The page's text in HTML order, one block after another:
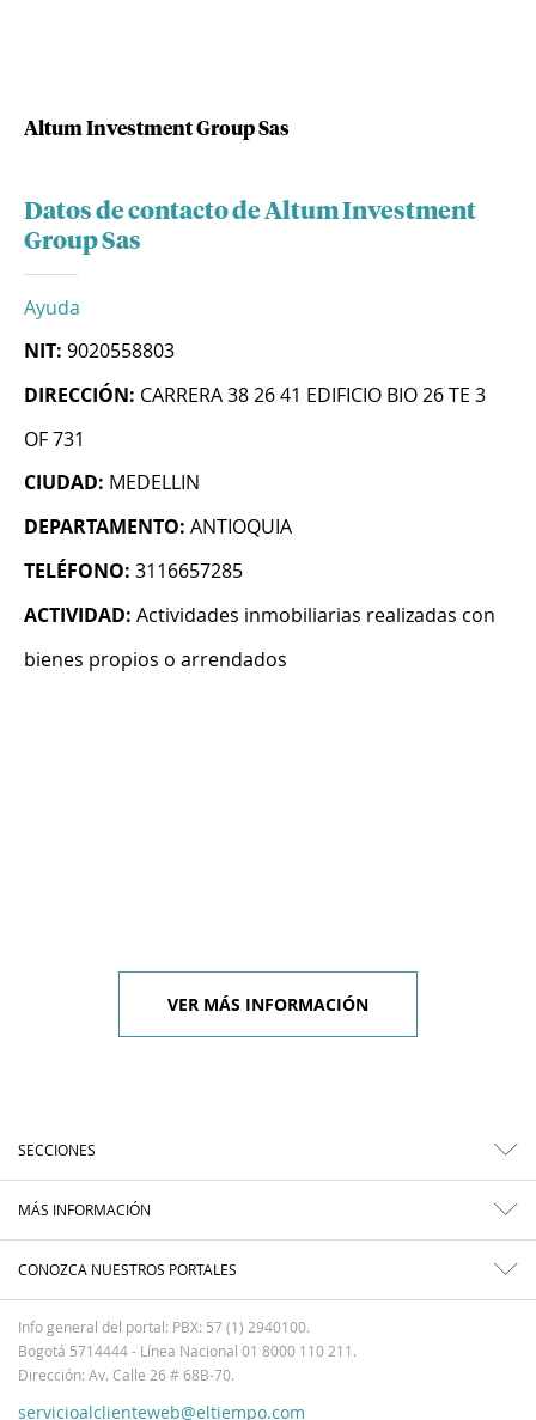
Altum Investment Group Sas
Datos de contacto de Altum Investment
Group Sas
Ayuda
NIT: 9020558803
DIRECCIÓN: CARRERA 38 26 41 EDIFICIO BIO 26 TE 3
OF 731
CIUDAD: MEDELLIN
DEPARTAMENTO: ANTIOQUIA
TELÉFONO: 3116657285
ACTIVIDAD: Actividades inmobiliarias realizadas con
bienes propios o arrendados
VER MÁS INFORMACIÓN
SECCIONES
MÁS INFORMACIÓN
CONOZCA NUESTROS PORTALES
Info general del portal: PBX: 57 (1) 2940100.
Bogotá 5714444 - Línea Nacional 01 8000 110 211.
Dirección: Av. Calle 26 # 68B-70.
servicioalclienteweb@eltiempo.com